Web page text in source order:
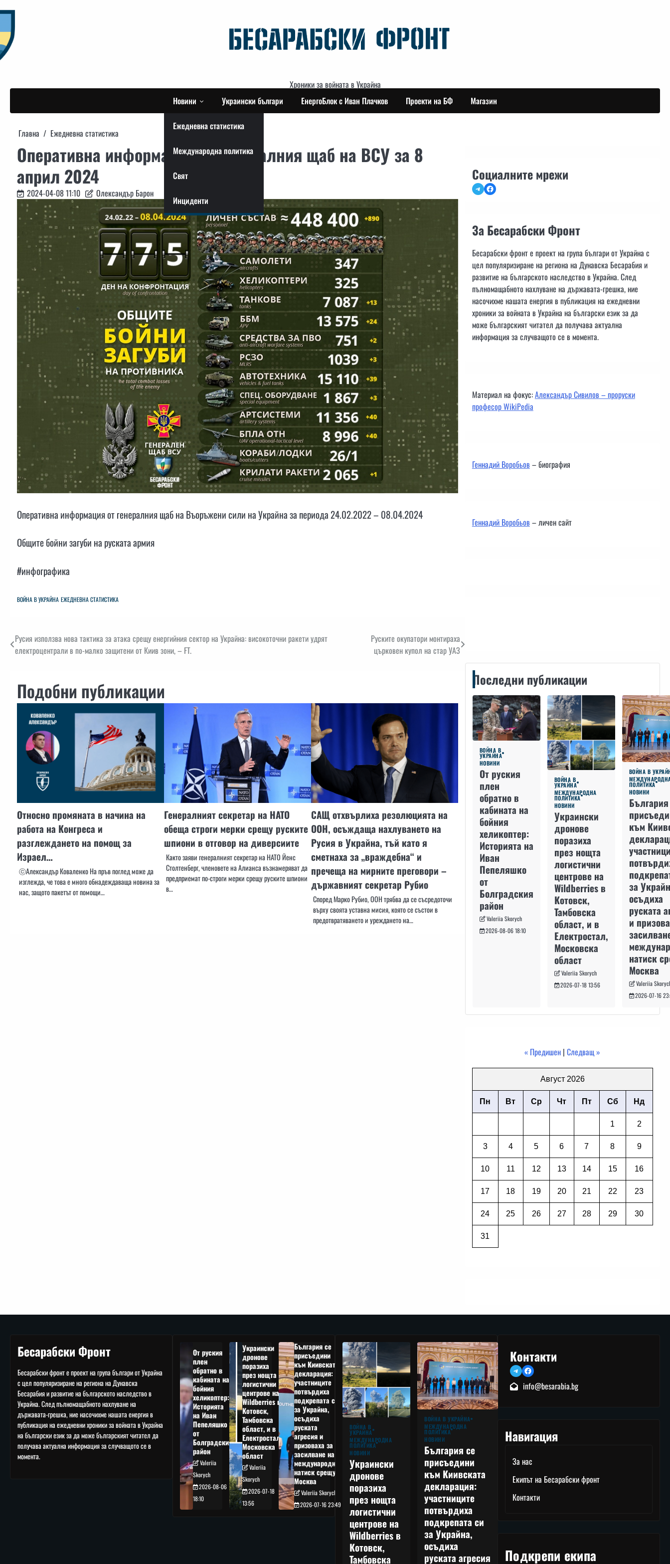
to
content
Хроники за войната в Украйна
Новини
Ежедневна статистика
Международна политика
Свят
Инциденти
Украински българи ЕнергоБлок с Иван Плачков Проекти на БФ Магазин
Главна Ежедневна статистика
Оперативна информация от генералния щаб на ВСУ за 8
април 2024
2024-04-08 11:10 Олександър Барон
Оперативна информация от генералния щаб на Въоръжени сили на Украйна за периода 24.02.2022 – 08.04.2024
Общите бойни загуби на руската армия
#инфографика
ВОЙНА В УКРАЙНА ЕЖЕДНЕВНА СТАТИСТИКА
Навигация
Русия използва нова тактика за атака срещу енергийния сектор на Украйна: високоточни ракети удрят
електроцентрали в по-малко защитени от Киив зони, – FT.
Руските окупатори монтираха
църковен купол на стар УАЗ
Подобни публикации
Относно промяната в начина на
работа на Конгреса и
разглеждането на помощ за
Израел…
ⓒАлександър Коваленко На пръв поглед може да
изглежда, че това е много обнадеждаваща новина за
нас, защото пакетът от помощи…
Генералният секретар на НАТО
обеща строги мерки срещу руските
шпиони в отговор на диверсиите
Както заяви генералният секретар на НАТО Йенс
Столтенберг, членовете на Алианса възнамеряват да
предприемат по-строги мерки срещу руските шпиони
в…
САЩ отхвърлиха резолюцията на
ООН, осъждаща нахлуването на
Русия в Украйна, тъй като я
сметнаха за „враждебна“ и
пречеща на мирните преговори –
държавният секретар Рубио
Според Марко Рубио, ООН трябва да се съсредоточи
върху своята уставна мисия, която се състои в
предотвратяването и уреждането на…
Социалните мрежи
TelegramFacebook
За Бесарабски Фронт
Бесарабски фронт е проект на група българи от Украйна с
цел популяризиране на региона на Дунавска Бесарабия и
развитие на българското наследство в Украйна. След
пълномащабното нахлуване на държавата-грешка, ние
насочихме нашата енергия в публикация на ежедневни
хроники за войната в Украйна на български език за да
може българският читател да получава актуална
информация за случващото се в момента.
Материал на фокус:Александър Сивилов – проруски
професор WikiPedia
Геннадий Воробьов– биография
Геннадий Воробьов– личен сайт
Последни публикации
ВОЙНА В
УКРАЙНА
НОВИНИ
От руския
плен
обратно в
кабината на
бойния
хеликоптер:
Историята на
Иван
Пепеляшко
от
Болградския
район
Valeriia Skorych
2026-08-06 18:10
ВОЙНА В
УКРАЙНА
МЕЖДУНАРОДНА
ПОЛИТИКА
НОВИНИ
Украински
дронове
поразиха
през нощта
логистични
центрове на
Wildberries в
Котовск,
Тамбовска
област, и в
Електростал,
Московска
област
Valeriia Skorych
2026-07-18 13:56
ВОЙНА В
ПОЛИТИКА
НОВИНИ
към
за
осъдиха
руската
и
натиск
Москва
Valeriia
2026-07-16
« Предишен |Следващ »
Август 2026
Пн Вт Ср Чт Пт Сб Нд
1 2
3 4 5 6 7 8 9
10 11 12 13 14 15 16
17 18 19 20 21 22 23
24 25 26 27 28 29 30
31
Бесарабски Фронт
Бесарабски фронт е проект на група българи от Украйна
с цел популяризиране на региона на Дунавска
Бесарабия и развитие на българското наследство в
Украйна. След пълномащабното нахлуване на
държавата-грешка, ние насочихме нашата енергия в
публикация на ежедневни хроники за войната в Украйна
на български език за да може българският читател да
получава актуална информация за случващото се в
момента.
От руския
плен
обратно в
кабината на
бойния
хеликоптер:
Историята
на Иван
Пепеляшко
от
Болградския
район
Valeriia
Skorych
2026-08-06
18:10
Украински
дронове
поразиха
през нощта
логистични
центрове на
Wildberries в
Котовск,
Тамбовска
област, и в
Електростал,
Московска
област
Valeriia
Skorych
2026-07-18
13:56
България се
присъедини
към Киивската
декларация:
участниците
потвърдиха
подкрепата си
за Украйна,
осъдиха
руската
агресия и
призоваха за
засилване на
международния
натиск срещу
Москва
Valeriia Skorych
2026-07-16 23:49
ВОЙНА В
УКРАЙНА
МЕЖДУНАРОДНА
ПОЛИТИКА
НОВИНИ
Украински
дронове
поразиха
през нощта
логистични
центрове на
Wildberries в
Котовск,
Тамбовска
ВОЙНА В УКРАЙНА
МЕЖДУНАРОДНА
ПОЛИТИКА
НОВИНИ
България се
присъедини
към Киивската
декларация:
участниците
потвърдиха
подкрепата си
за Украйна,
осъдиха
руската агресия
Контакти
TelegramFacebook
info@besarabia.bg
Навигация
За нас
Екипът на Бесарабски фронт
Контакти
Подкрепи екипа